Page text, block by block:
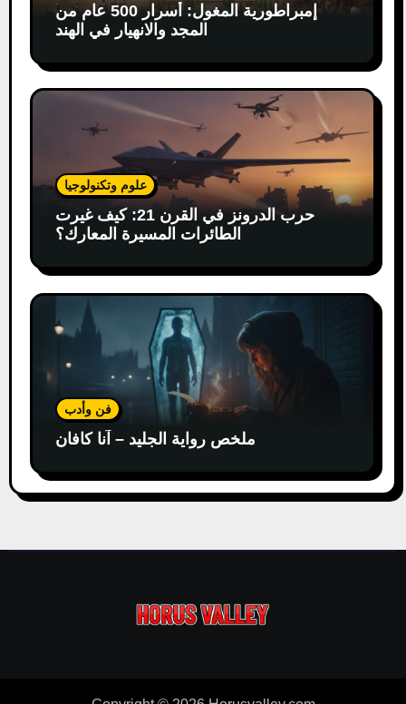
إمبراطورية المغول: أسرار 500 عام من
المجد والانهيار في الهند
علوم وتكنولوجيا
حرب الدرونز في القرن 21: كيف غيرت
الطائرات المسيرة المعارك؟
فن وأدب
ملخص رواية الجليد – آنا كافان